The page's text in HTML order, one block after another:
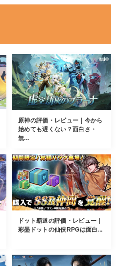
原神の評価・レビュー｜今から
始めても遅くない？面白さ・
無...
ドット覇道の評価・レビュー｜
彩墨ドットの仙侠RPGは面白...